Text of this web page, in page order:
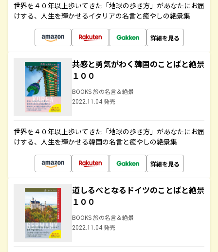
世界を４０年以上歩いてきた「地球の歩き方」があなたにお届
けする、人生を輝かせるイタリアの名言と癒やしの絶景集
詳細を見る
共感と勇気がわく韓国のことばと絶景
１００
BOOKS 旅の名言＆絶景
2022.11.04 発売
世界を４０年以上歩いてきた「地球の歩き方」があなたにお届
けする、人生を輝かせる韓国の名言と癒やしの絶景集
詳細を見る
道しるべとなるドイツのことばと絶景
１００
BOOKS 旅の名言＆絶景
2022.11.04 発売